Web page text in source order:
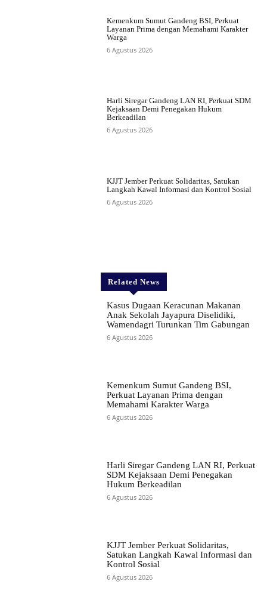
Kemenkum Sumut Gandeng BSI, Perkuat
Layanan Prima dengan Memahami Karakter
Warga
6 Agustus 2026
Harli Siregar Gandeng LAN RI, Perkuat SDM
Kejaksaan Demi Penegakan Hukum
Berkeadilan
6 Agustus 2026
KJJT Jember Perkuat Solidaritas, Satukan
Langkah Kawal Informasi dan Kontrol Sosial
6 Agustus 2026
Related News
Kasus Dugaan Keracunan Makanan
Anak Sekolah Jayapura Diselidiki,
Wamendagri Turunkan Tim Gabungan
6 Agustus 2026
Kemenkum Sumut Gandeng BSI,
Perkuat Layanan Prima dengan
Memahami Karakter Warga
6 Agustus 2026
Harli Siregar Gandeng LAN RI, Perkuat
SDM Kejaksaan Demi Penegakan
Hukum Berkeadilan
6 Agustus 2026
KJJT Jember Perkuat Solidaritas,
Satukan Langkah Kawal Informasi dan
Kontrol Sosial
6 Agustus 2026